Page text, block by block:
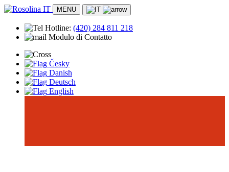
MENU
Hotline: (420) 284 811 218
Modulo di Contatto
Česky
Danish
Deutsch
English
Alloggio
Appartamento
Hotel
Campeggio
Posizione